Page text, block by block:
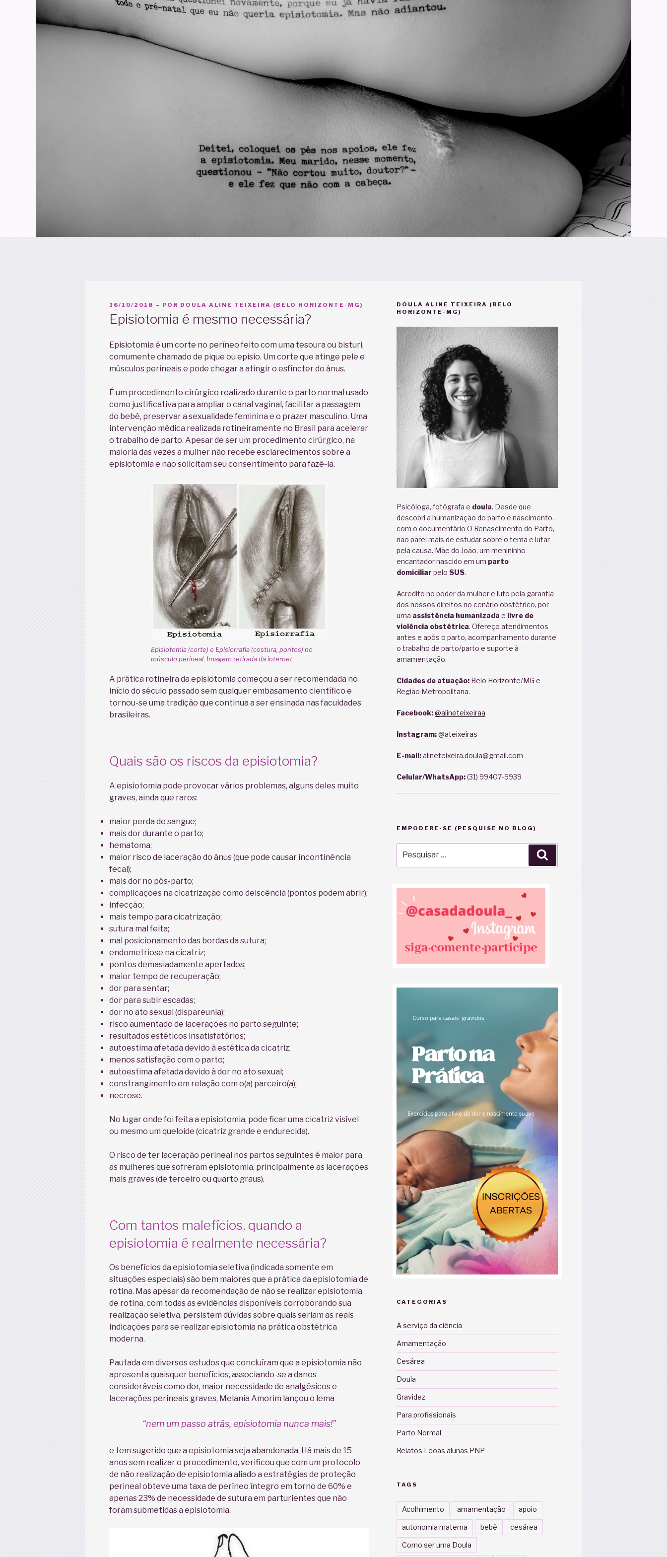
PUBLICADO
16/10/2018 – POR DOULA ALINE TEIXEIRA (BELO HORIZONTE-MG)
Episiotomia é mesmo necessária?
Episiotomia é um corte no períneo feito com uma tesoura ou bisturi,
comumente chamado de pique ou episio. Um corte que atinge pele e
músculos perineais e pode chegar a atingir o esfíncter do ânus.
É um procedimento cirúrgico realizado durante o parto normal usado
como justificativa para ampliar o canal vaginal, facilitar a passagem
do bebê, preservar a sexualidade feminina e o prazer masculino. Uma
intervenção médica realizada rotineiramente no Brasil para acelerar
o trabalho de parto. Apesar de ser um procedimento cirúrgico, na
maioria das vezes a mulher não recebe esclarecimentos sobre a
episiotomia e não solicitam seu consentimento para fazê-la.
Episiotomia (corte) e Episiorrafia (costura, pontos) no
músculo perineal. Imagem retirada da internet
A prática rotineira da episiotomia começou a ser recomendada no
início do século passado sem qualquer embasamento científico e
tornou-se uma tradição que continua a ser ensinada nas faculdades
brasileiras.
Quais são os riscos da episiotomia?
A episiotomia pode provocar vários problemas, alguns deles muito
graves, ainda que raros:
maior perda de sangue;
mais dor durante o parto;
hematoma;
maior risco de laceração do ânus (que pode causar incontinência
fecal);
mais dor no pós-parto;
complicações na cicatrização como deiscência (pontos podem abrir);
infecção;
mais tempo para cicatrização;
sutura mal feita;
mal posicionamento das bordas da sutura;
endometriose na cicatriz;
pontos demasiadamente apertados;
maior tempo de recuperação;
dor para sentar;
dor para subir escadas;
dor no ato sexual (dispareunia);
risco aumentado de lacerações no parto seguinte;
resultados estéticos insatisfatórios;
autoestima afetada devido à estética da cicatriz;
menos satisfação com o parto;
autoestima afetada devido à dor no ato sexual;
constrangimento em relação com o(a) parceiro(a);
necrose.
No lugar onde foi feita a episiotomia, pode ficar uma cicatriz visível
ou mesmo um queloide (cicatriz grande e endurecida).
O risco de ter laceração perineal nos partos seguintes é maior para
as mulheres que sofreram episiotomia, principalmente as lacerações
mais graves (de terceiro ou quarto graus).
Com tantos malefícios, quando a
episiotomia é realmente necessária?
Os benefícios da episiotomia seletiva (indicada somente em
situações especiais) são bem maiores que a prática da episiotomia de
rotina. Mas apesar da recomendação de não se realizar episiotomia
de rotina, com todas as evidências disponíveis corroborando sua
realização seletiva, persistem dúvidas sobre quais seriam as reais
indicações para se realizar episiotomia na prática obstétrica
moderna.
Pautada em diversos estudos que concluíram que a episiotomia não
apresenta quaisquer benefícios, associando-se a danos
consideráveis como dor, maior necessidade de analgésicos e
lacerações perineais graves, Melania Amorim lançou o lema
“nem um passo atrás, episiotomia nunca mais!”
e tem sugerido que a episiotomia seja abandonada. Há mais de 15
anos sem realizar o procedimento, verificou que com um protocolo
de não realização de episiotomia aliado a estratégias de proteção
perineal obteve uma taxa de períneo íntegro em torno de 60% e
apenas 23% de necessidade de sutura em parturientes que não
foram submetidas a episiotomia.
DOULA ALINE TEIXEIRA (BELO
HORIZONTE-MG)
Psicóloga, fotógrafa e doula. Desde que
descobri a humanização do parto e nascimento,
com o documentário O Renascimento do Parto,
não parei mais de estudar sobre o tema e lutar
pela causa. Mãe do João, um menininho
encantador nascido em um parto
domiciliar pelo SUS.
Acredito no poder da mulher e luto pela garantia
dos nossos direitos no cenário obstétrico, por
uma assistência humanizada e livre de
violência obstétrica. Ofereço atendimentos
antes e após o parto, acompanhamento durante
o trabalho de parto/parto e suporte à
amamentação.
Cidades de atuação:Belo Horizonte/MG e
Região Metropolitana.
Facebook: @alineteixeiraa
Instagram: @ateixeiras
E-mail:alineteixeira.doula@gmail.com
Celular/WhatsApp:(31) 99407-5939
EMPODERE-SE (PESQUISE NO BLOG)
por:
CATEGORIAS
A serviço da ciência
Amamentação
Cesárea
Doula
Gravidez
Para profissionais
Parto Normal
Relatos Leoas alunas PNP
TAGS
Acolhimento amamentação apoio
autonomia materna bebê cesárea
Como ser uma Doula